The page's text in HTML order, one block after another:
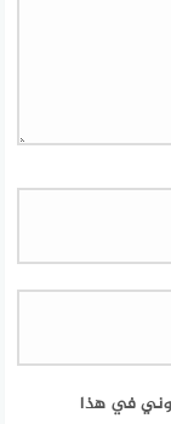
في هذا